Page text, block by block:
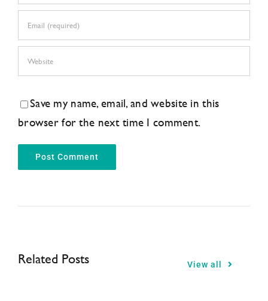
Save my name, email, and website in this
browser for the next time I comment.
Related Posts View all